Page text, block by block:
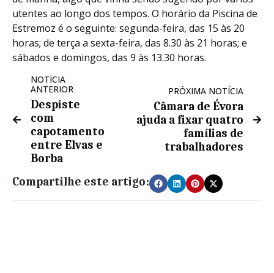
utentes ao longo dos tempos. O horário da Piscina de
Estremoz é o seguinte: segunda-feira, das 15 às 20
horas; de terça a sexta-feira, das 8.30 às 21 horas; e
sábados e domingos, das 9 às 13.30 horas.
NOTÍCIA
ANTERIOR
Despiste
com
capotamento
entre Elvas e
Borba
PRÓXIMA NOTÍCIA
Câmara de Évora
ajuda a fixar quatro
famílias de
trabalhadores
Compartilhe este artigo: